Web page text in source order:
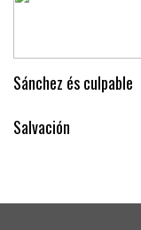
Sánchez és culpable
Salvación